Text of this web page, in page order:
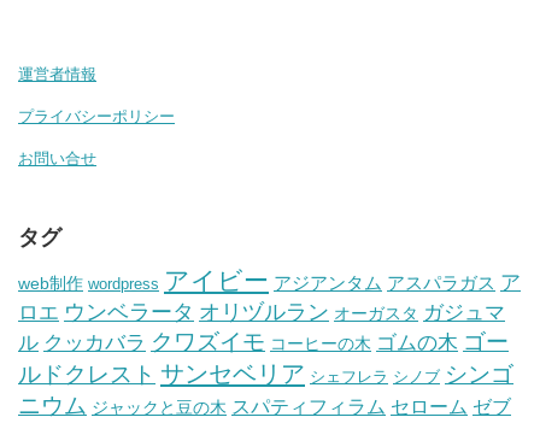
運営者情報
プライバシーポリシー
お問い合せ
タグ
web制作 wordpress アイビー アジアンタム アスパラガス ア
ロエ ウンベラータ オリヅルラン オーガスタ ガジュマ
ル クッカバラ クワズイモ コーヒーの木 ゴムの木 ゴー
ルドクレスト サンセベリア シェフレラ シノブ シンゴ
ニウム ジャックと豆の木 スパティフィラム セローム ゼブ